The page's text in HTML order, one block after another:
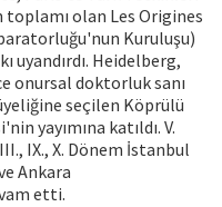
olan Les Origines
Kuruluşu)
uyandırdı. Heidelberg,
onursal doktorluk sanı
seçilen Köprülü
yayımına katıldı. V.
IX., X. Dönem İstanbul
Ankara
etti.